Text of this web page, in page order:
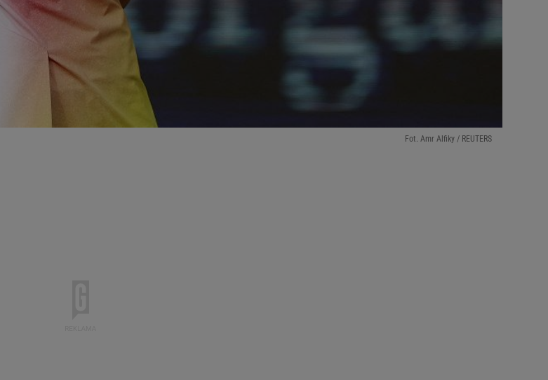
Fot. Amr Alfiky / REUTERS